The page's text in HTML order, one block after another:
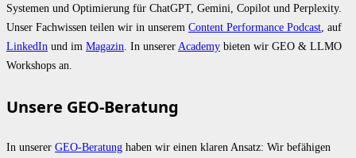
Systemen und Optimierung für ChatGPT, Gemini, Copilot und Perplexity.
Unser Fachwissen teilen wir in unserem Content Performance Podcast, auf
LinkedIn und im Magazin. In unsererAcademy bieten wir GEO & LLMO
Workshops an.
Unsere GEO-Beratung
In unserer GEO-Beratung haben wir einen klaren Ansatz: Wir befähigen